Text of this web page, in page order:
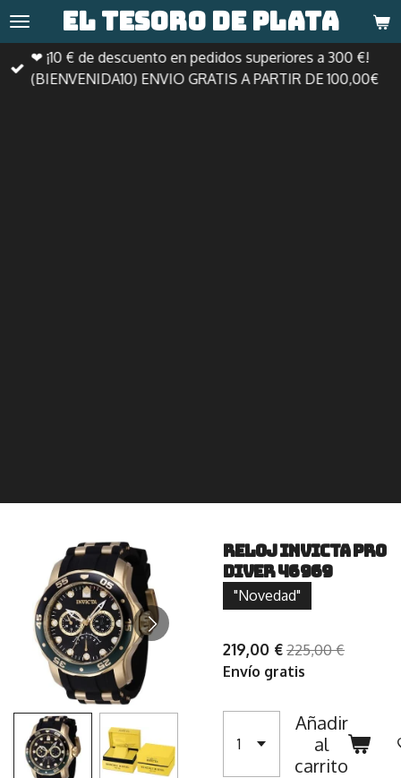
Ir
al
contenido
principal
El tesoro de plata
❤ ¡10 € de descuento en pedidos superiores a 300 €!
(BIENVENIDA10) ENVIO GRATIS A PARTIR DE 100,00€
Reloj Invicta Pro
Diver 46969
"Novedad"
219,00 €225,00 €
Envío gratis
Añadir
al
carrito